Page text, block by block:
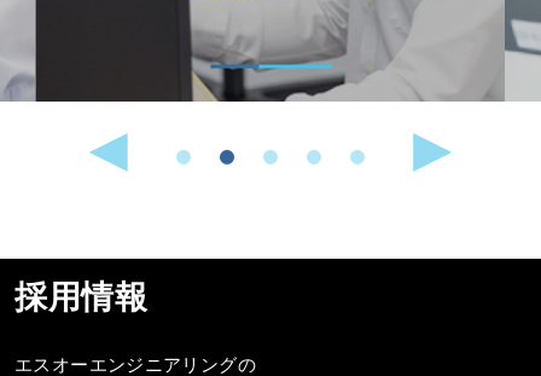
採用情報
エスオーエンジニアリングの